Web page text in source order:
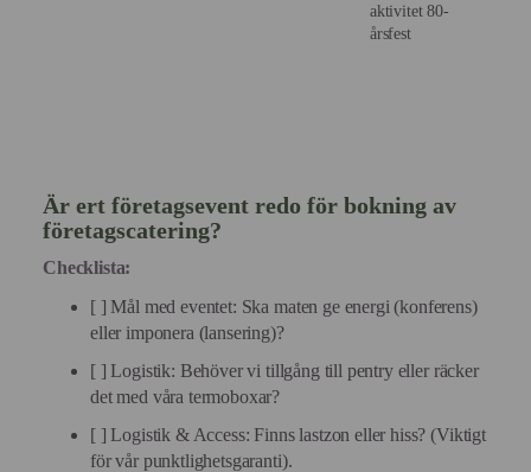
aktivitet 80-
årsfest
Är ert företagsevent redo för bokning av
företagscatering?
Checklista:
[ ] Mål med eventet: Ska maten ge energi (konferens)
eller imponera (lansering)?
[ ] Logistik: Behöver vi tillgång till pentry eller räcker
det med våra termoboxar?
[ ] Logistik & Access: Finns lastzon eller hiss? (Viktigt
för vår punktlighetsgaranti).